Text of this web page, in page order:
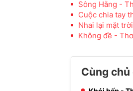
Sông Hằng -
Cuộc chia tay
Nhai lại mặt
Không đề -
Cùng chủ